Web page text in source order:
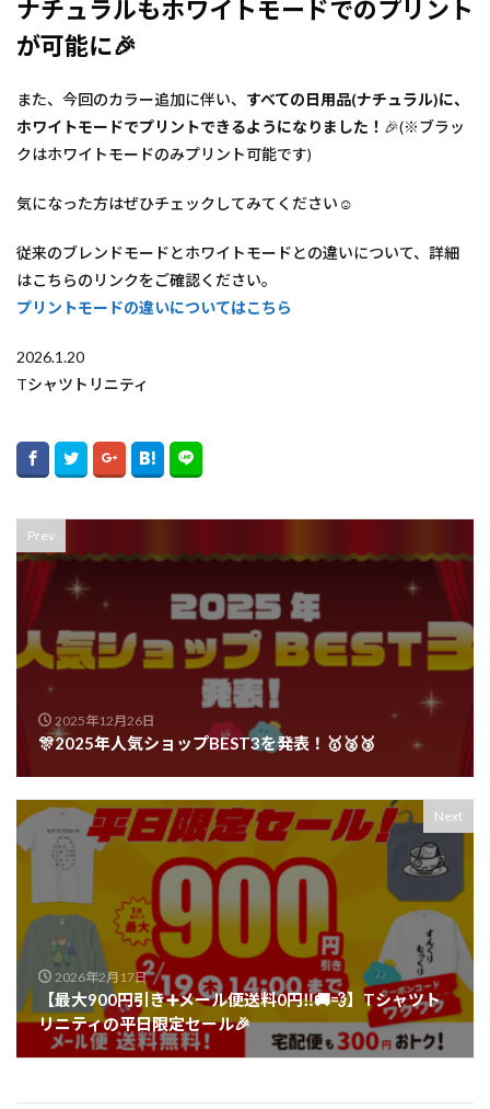
ナチュラルもホワイトモードでのプリント
が可能に🎉
また、今回のカラー追加に伴い、 すべての日用品(ナチュラル)に、
ホワイトモードでプリントできるようになりました！ 🎉(※ブラッ
クはホワイトモードのみプリント可能です)
気になった方はぜひチェックしてみてください☺️
従来のブレンドモードとホワイトモードとの違いについて、詳細
はこちらのリンクをご確認ください。
プリントモードの違いについてはこちら
2026.1.20
Tシャツトリニティ
Prev
2025年12月26日
🎊2025年人気ショップBEST3を発表！🥇🥈🥉
Next
2026年2月17日
【最大900円引き➕メール便送料0円‼️🚚💨】Tシャツト
リニティの平日限定セール🎉